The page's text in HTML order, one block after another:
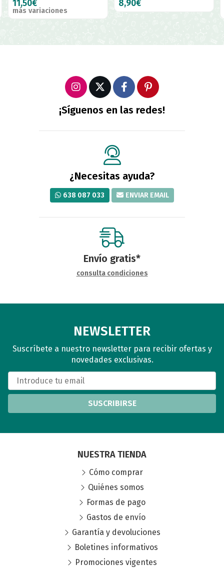
8,90€
6,30€
¡Síguenos en las redes!
¿Necesitas ayuda?
638 087 033 ENVIAR EMAIL
Envío gratis*
consulta condiciones
NEWSLETTER
Suscríbete a nuestro newsletter para recibir ofertas y
novedades exclusivas.
SUSCRIBIRSE
NUESTRA TIENDA
Cómo comprar
Quiénes somos
Formas de pago
Gastos de envío
Garantía y devoluciones
Boletines informativos
Promociones vigentes